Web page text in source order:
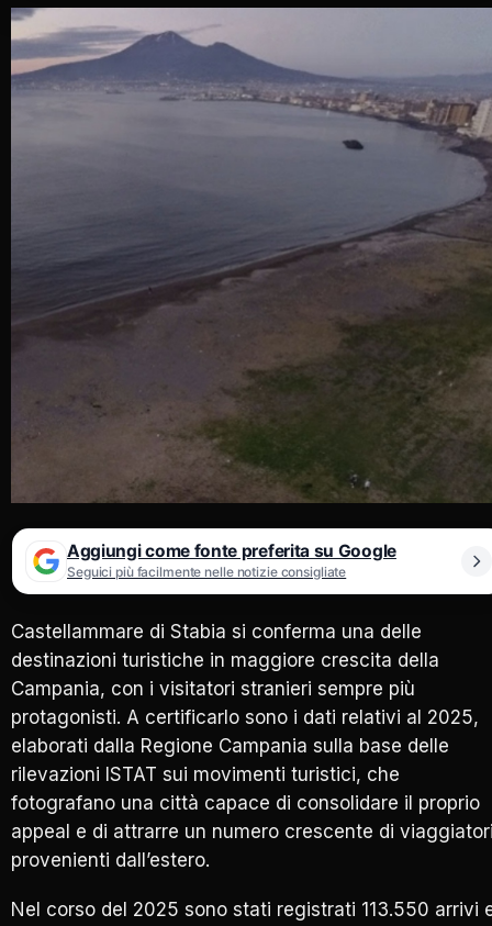
Aggiungi come fonte preferita su Google
Seguici più facilmente nelle notizie consigliate
Castellammare di Stabia si conferma una delle
destinazioni turistiche in maggiore crescita della
Campania, con i visitatori stranieri sempre più
protagonisti. A certificarlo sono i dati relativi al 2025,
elaborati dalla Regione Campania sulla base delle
rilevazioni ISTAT sui movimenti turistici, che
fotografano una città capace di consolidare il proprio
appeal e di attrarre un numero crescente di
provenienti dall’estero.
Nel corso del 2025 sono stati registrati 113.550 arrivi